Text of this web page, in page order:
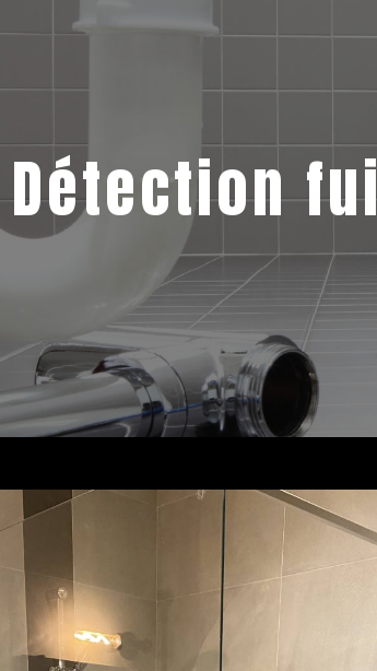
détection
cookies